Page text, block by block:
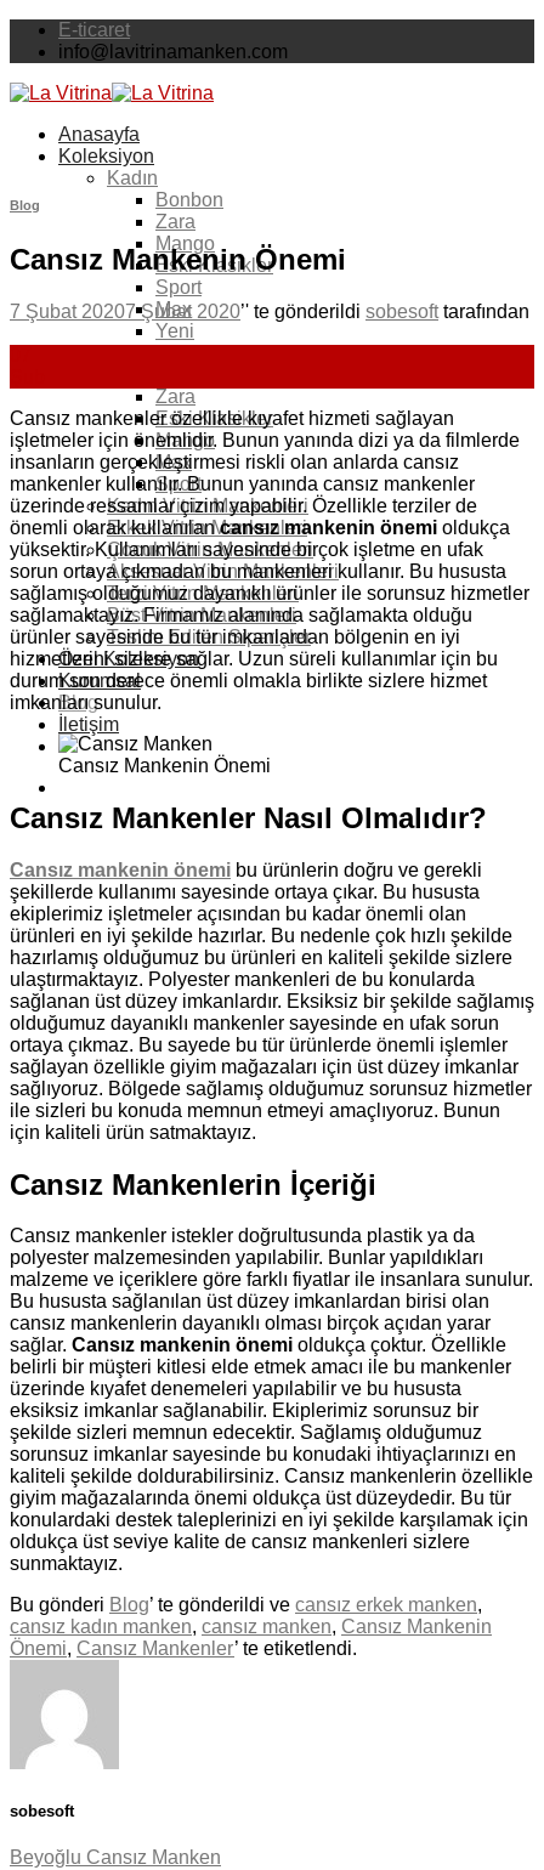
Skip
E-ticaret
info@lavitrinamanken.com
Anasayfa
Koleksiyon
Kadın
Bonbon
Zara
Mango
Eski Klasikler
Sport
Max
Yeni
Zara
Eski Klasikler
Mango
Max
Sport
Kadın Vitrin Mankenleri
Erkek Vitrin Mankenleri
Çocuk Vitrin Mankenleri
Aksesuar Vitrin Mankenleri
Terzi Vitrin Mankenleri
Büst Vitrin Mankenleri
Teslim Edilen Siparişler
Özel Koleksiyon
Kurumsal
Blog
İletişim
Blog
Cansız Mankenin Önemi
7 Şubat 20207 Şubat 2020’' te gönderildi sobesofttarafından
Cansız mankenler özellikle kıyafet hizmeti sağlayan
işletmeler için önemlidir. Bunun yanında dizi ya da filmlerde
insanların gerçekleştirmesi riskli olan anlarda cansız
mankenler kullanılır. Bunun yanında cansız mankenler
üzerinde ressamlar çizim yapabilir. Özellikle terziler de
önemli olarak kullanılancansız mankenin önemi oldukça
yüksektir. Kullanımları sayesinde birçok işletme en ufak
sorun ortaya çıkmadan bu mankenleri kullanır. Bu hususta
sağlamış olduğumuz dayanıklı ürünler ile sorunsuz hizmetler
sağlamaktayız. Firmamız alanında sağlamakta olduğu
ürünler sayesinde bu tür imkanlardan bölgenin en iyi
hizmetlerini sizlere sağlar. Uzun süreli kullanımlar için bu
durum son derece önemli olmakla birlikte sizlere hizmet
imkanları sunulur.
Cansız Mankenin Önemi
Cansız Mankenler Nasıl Olmalıdır?
Cansız mankenin önemi bu ürünlerin doğru ve gerekli
şekillerde kullanımı sayesinde ortaya çıkar. Bu hususta
ekiplerimiz işletmeler açısından bu kadar önemli olan
ürünleri en iyi şekilde hazırlar. Bu nedenle çok hızlı şekilde
hazırlamış olduğumuz bu ürünleri en kaliteli şekilde sizlere
ulaştırmaktayız. Polyester mankenleri de bu konularda
sağlanan üst düzey imkanlardır. Eksiksiz bir şekilde sağlamış
olduğumuz dayanıklı mankenler sayesinde en ufak sorun
ortaya çıkmaz. Bu sayede bu tür ürünlerde önemli işlemler
sağlayan özellikle giyim mağazaları için üst düzey imkanlar
sağlıyoruz. Bölgede sağlamış olduğumuz sorunsuz hizmetler
ile sizleri bu konuda memnun etmeyi amaçlıyoruz. Bunun
için kaliteli ürün satmaktayız.
Cansız Mankenlerin İçeriği
Cansız mankenler istekler doğrultusunda plastik ya da
polyester malzemesinden yapılabilir. Bunlar yapıldıkları
malzeme ve içeriklere göre farklı fiyatlar ile insanlara sunulur.
Bu hususta sağlanılan üst düzey imkanlardan birisi olan
cansız mankenlerin dayanıklı olması birçok açıdan yarar
sağlar. Cansız mankenin önemi oldukça çoktur. Özellikle
belirli bir müşteri kitlesi elde etmek amacı ile bu mankenler
üzerinde kıyafet denemeleri yapılabilir ve bu hususta
eksiksiz imkanlar sağlanabilir. Ekiplerimiz sorunsuz bir
şekilde sizleri memnun edecektir. Sağlamış olduğumuz
sorunsuz imkanlar sayesinde bu konudaki ihtiyaçlarınızı en
kaliteli şekilde doldurabilirsiniz. Cansız mankenlerin özellikle
giyim mağazalarında önemi oldukça üst düzeydedir. Bu tür
konulardaki destek taleplerinizi en iyi şekilde karşılamak için
oldukça üst seviye kalite de cansız mankenleri sizlere
sunmaktayız.
Bu gönderi Blog’ te gönderildi ve cansız erkek manken,
cansız kadın manken, cansız manken, Cansız Mankenin
Önemi, Cansız Mankenler’ te etiketlendi.
sobesoft
Beyoğlu Cansız Manken